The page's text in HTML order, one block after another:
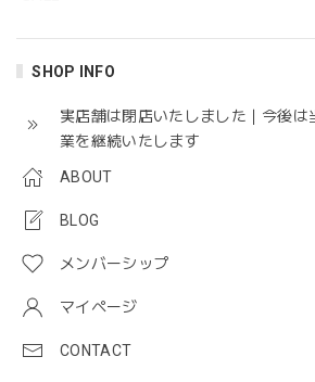
SHOP INFO
実店舗は閉店いたしました｜今後は
業を継続いたします
ABOUT
BLOG
メンバーシップ
マイページ
CONTACT
ことが嬉しいです。 フィランデ
😊